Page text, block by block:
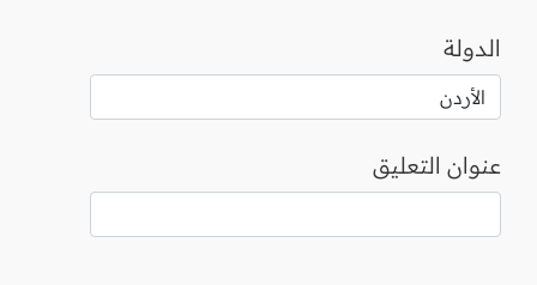
الدولة
عنوان التعليق